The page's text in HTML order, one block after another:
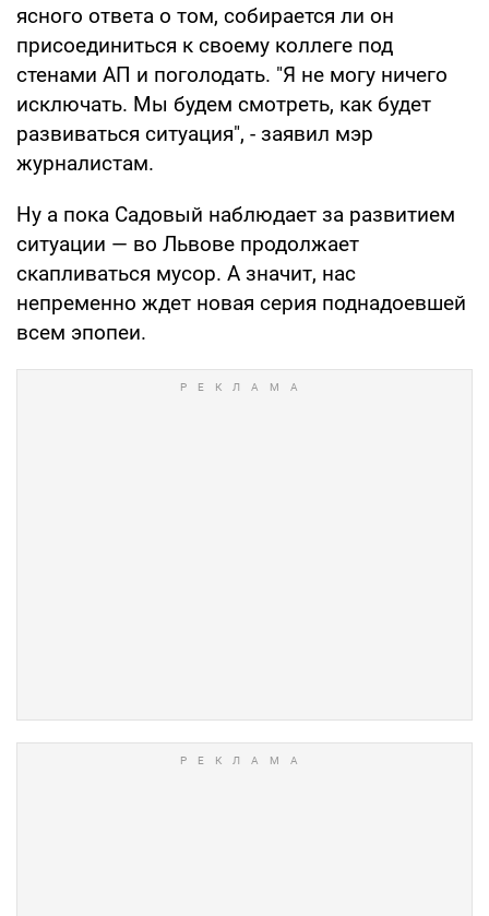
ясного ответа о том, собирается ли он
присоединиться к своему коллеге под
стенами АП и поголодать. "Я не могу ничего
исключать. Мы будем смотреть, как будет
развиваться ситуация", - заявил мэр
журналистам.
Ну а пока Садовый наблюдает за развитием
ситуации — во Львове продолжает
скапливаться мусор. А значит, нас
непременно ждет новая серия поднадоевшей
всем эпопеи.